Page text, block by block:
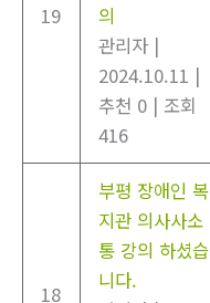
19
의
관리자 |
2024.10.11 |
추천 0 | 조회
416
18
부평 장애인 복
지관 의사사소
통 강의 하셨습
니다.